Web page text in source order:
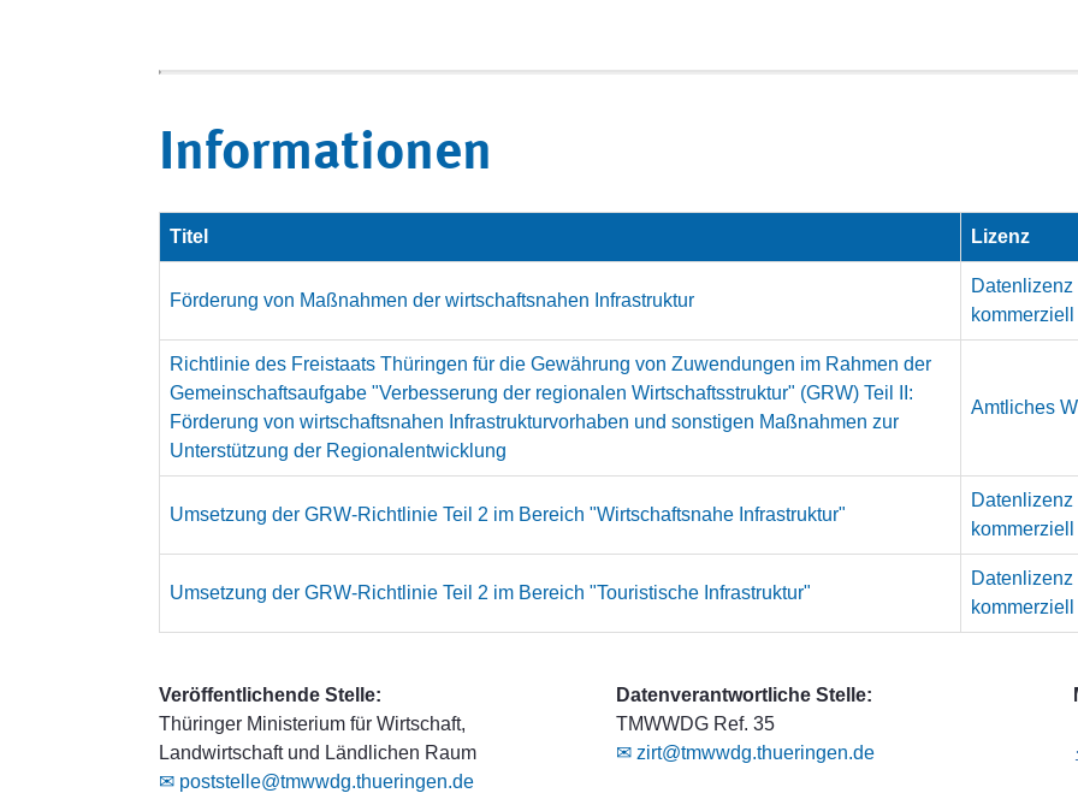
Informationen
Titel Lizenz
Förderung von Maßnahmen der wirtschaftsnahen Infrastruktur
kommerziell
Richtlinie des Freistaats Thüringen für die Gewährung von Zuwendungen im Rahmen der
Gemeinschaftsaufgabe "Verbesserung der regionalen Wirtschaftsstruktur" (GRW) Teil II:
Förderung von wirtschaftsnahen Infrastrukturvorhaben und sonstigen Maßnahmen zur
Unterstützung der Regionalentwicklung
Amtliches
Umsetzung der GRW-Richtlinie Teil 2 im Bereich "Wirtschaftsnahe Infrastruktur"
kommerziell
Umsetzung der GRW-Richtlinie Teil 2 im Bereich "Touristische Infrastruktur"
kommerziell
Veröffentlichende Stelle:
Thüringer Ministerium für Wirtschaft,
Landwirtschaft und Ländlichen Raum
✉ poststelle@tmwwdg.thueringen.de
Datenverantwortliche Stelle:
TMWWDG Ref. 35
✉ zirt@tmwwdg.thueringen.de